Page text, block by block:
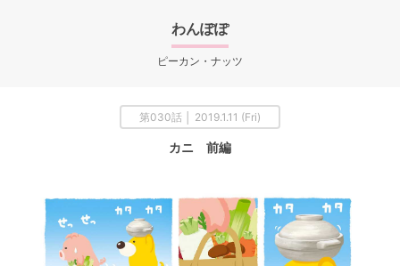
わんぽぽ
ピーカン・ナッツ
第030話 │ 2019.1.11 (Fri)
カニ 前編